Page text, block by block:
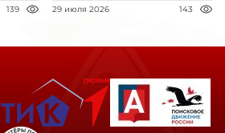
139 29 июля 2026 143